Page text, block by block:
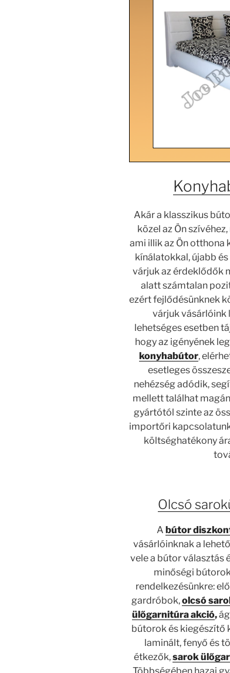
Akár a klasszikus
közel az Ön
ami illik az Ön otthona
kínálatokkal, újabb
várjuk az érdeklődők
alatt számtalan
ezért fejlődésünknek
várjuk vásárlóink
lehetséges esetben
hogy az igényének
konyhabútor,
esetleges
nehézség adódik,
mellett találhat
gyártótól szinte az
importőri
költséghatékony
Olcsó
A bútor
vásárlóinknak a
vele a bútor választás
minőségi
rendelkezésünkre:
gardróbok,olcsó
ülőgarnitúra akció,
bútorok és kiegészítő
laminált, fenyő és
étkezők,sarok